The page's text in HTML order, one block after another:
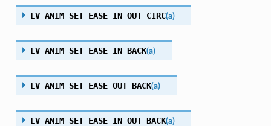
LV_ANIM_SET_EASE_IN_OUT_CIRC(a)
LV_ANIM_SET_EASE_IN_BACK(a)
LV_ANIM_SET_EASE_OUT_BACK(a)
LV_ANIM_SET_EASE_IN_OUT_BACK(a)